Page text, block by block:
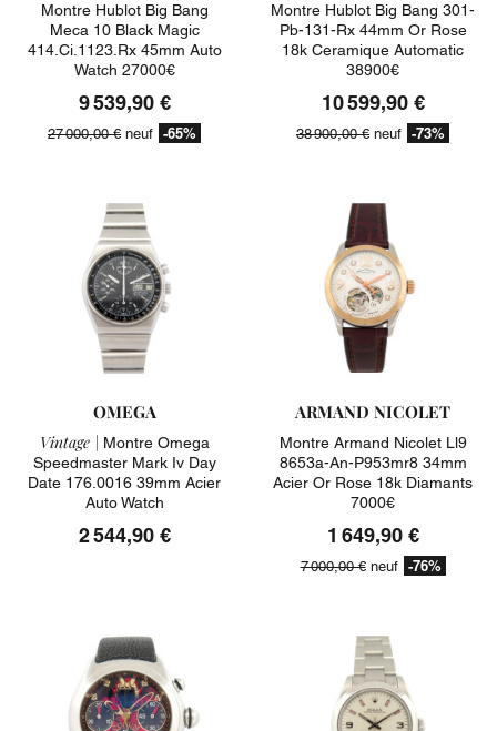
Montre Hublot Big Bang
Meca 10 Black Magic
414.ci.1123.rx 45mm Auto
Watch 27000€
9 539,90 €
27 000,00 € neuf -65%
Montre Hublot Big Bang 301-
Pb-131-Rx 44mm Or Rose
18k Ceramique Automatic
38900€
10 599,90 €
38 900,00 € neuf -73%
OMEGA
Vintage | Montre Omega
Speedmaster Mark Iv Day
Date 176.0016 39mm Acier
Auto Watch
2 544,90 €
ARMAND NICOLET
Montre Armand Nicolet Ll9
8653a-An-P953mr8 34mm
Acier Or Rose 18k Diamants
7000€
1 649,90 €
7 000,00 €neuf -76%